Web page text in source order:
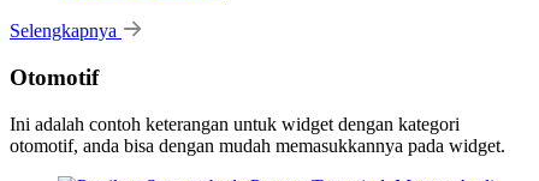
Selengkapnya
Otomotif
Ini adalah contoh keterangan untuk widget dengan kategori
otomotif, anda bisa dengan mudah memasukkannya pada widget.